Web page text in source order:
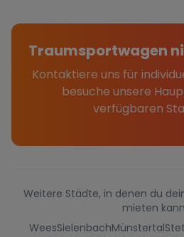
Traumsportwagen
Kontaktiere uns für
besuche unsere
verfügbaren
Weitere Städte, in denen du
mieten
WeesSielenbachMünstertal